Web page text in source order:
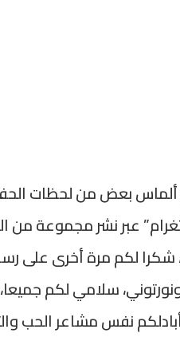
بعض من لحظات
عبر نشر مجموعة من
لكم مرة أخرى على
سلامي لكم
نفس مشاعر الحب